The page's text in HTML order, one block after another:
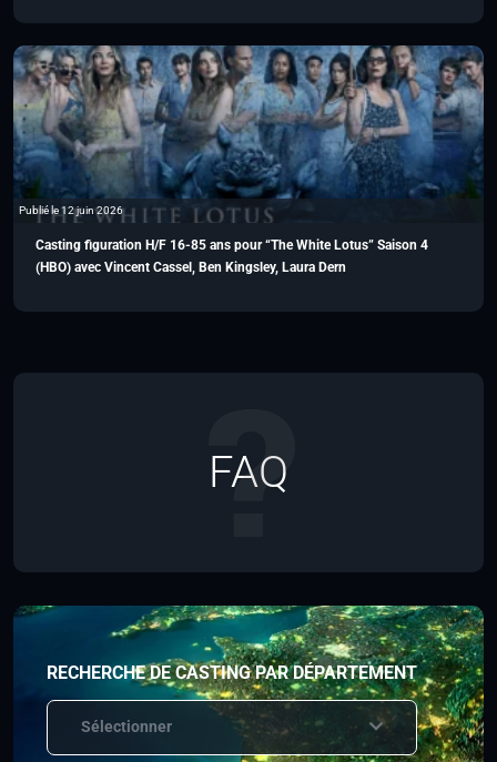
Publié le 12 juin 2026
Casting figuration H/F 16-85 ans pour “The White Lotus” Saison 4
(HBO) avec Vincent Cassel, Ben Kingsley, Laura Dern
FAQ
RECHERCHE DE CASTING PAR DÉPARTEMENT
Sélectionner